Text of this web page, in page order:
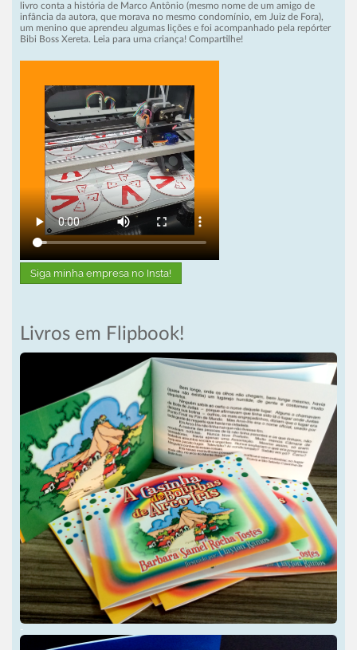
livro conta a história de Marco Antônio (mesmo nome de um amigo de
infância da autora, que morava no mesmo condomínio, em Juiz de Fora),
um menino que aprendeu algumas lições e foi acompanhado pela repórter
Bibi Boss Xereta. Leia para uma criança! Compartilhe!
Siga minha empresa no Insta!
Livros em Flipbook!
-